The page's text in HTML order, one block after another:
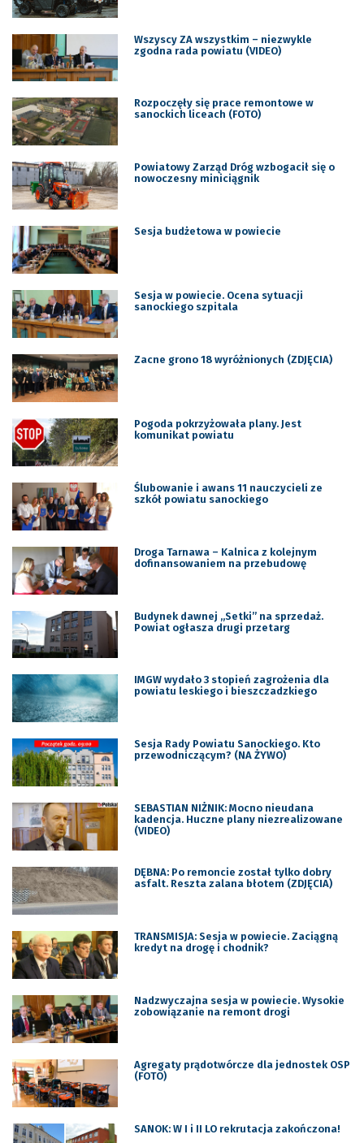
Wszyscy ZA wszystkim – niezwykle
zgodna rada powiatu (VIDEO)
Rozpoczęły się prace remontowe w
sanockich liceach (FOTO)
Powiatowy Zarząd Dróg wzbogacił się o
nowoczesny miniciągnik
Sesja budżetowa w powiecie
Sesja w powiecie. Ocena sytuacji
sanockiego szpitala
Zacne grono 18 wyróżnionych (ZDJĘCIA)
Pogoda pokrzyżowała plany. Jest
komunikat powiatu
Ślubowanie i awans 11 nauczycieli ze
szkół powiatu sanockiego
Droga Tarnawa – Kalnica z kolejnym
dofinansowaniem na przebudowę
Budynek dawnej „Setki” na sprzedaż.
Powiat ogłasza drugi przetarg
IMGW wydało 3 stopień zagrożenia dla
powiatu leskiego i bieszczadzkiego
Sesja Rady Powiatu Sanockiego. Kto
przewodniczącym? (NA ŻYWO)
SEBASTIAN NIŻNIK: Mocno nieudana
kadencja. Huczne plany niezrealizowane
(VIDEO)
DĘBNA: Po remoncie został tylko dobry
asfalt. Reszta zalana błotem (ZDJĘCIA)
TRANSMISJA: Sesja w powiecie. Zaciągną
kredyt na drogę i chodnik?
Nadzwyczajna sesja w powiecie. Wysokie
zobowiązanie na remont drogi
Agregaty prądotwórcze dla jednostek OSP
(FOTO)
SANOK: W I i II LO rekrutacja zakończona!